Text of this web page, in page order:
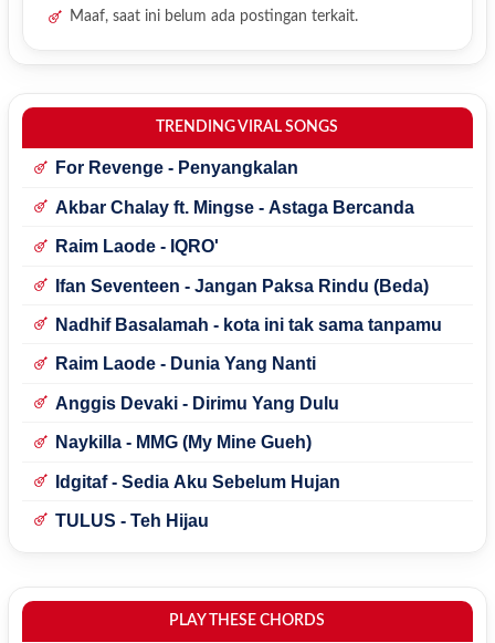
Maaf, saat ini belum ada postingan terkait.
TRENDING VIRAL SONGS
For Revenge - Penyangkalan
Akbar Chalay ft. Mingse - Astaga Bercanda
Raim Laode - IQRO'
Ifan Seventeen - Jangan Paksa Rindu (Beda)
Nadhif Basalamah - kota ini tak sama tanpamu
Raim Laode - Dunia Yang Nanti
Anggis Devaki - Dirimu Yang Dulu
Naykilla - MMG (My Mine Gueh)
Idgitaf - Sedia Aku Sebelum Hujan
TULUS - Teh Hijau
PLAY THESE CHORDS